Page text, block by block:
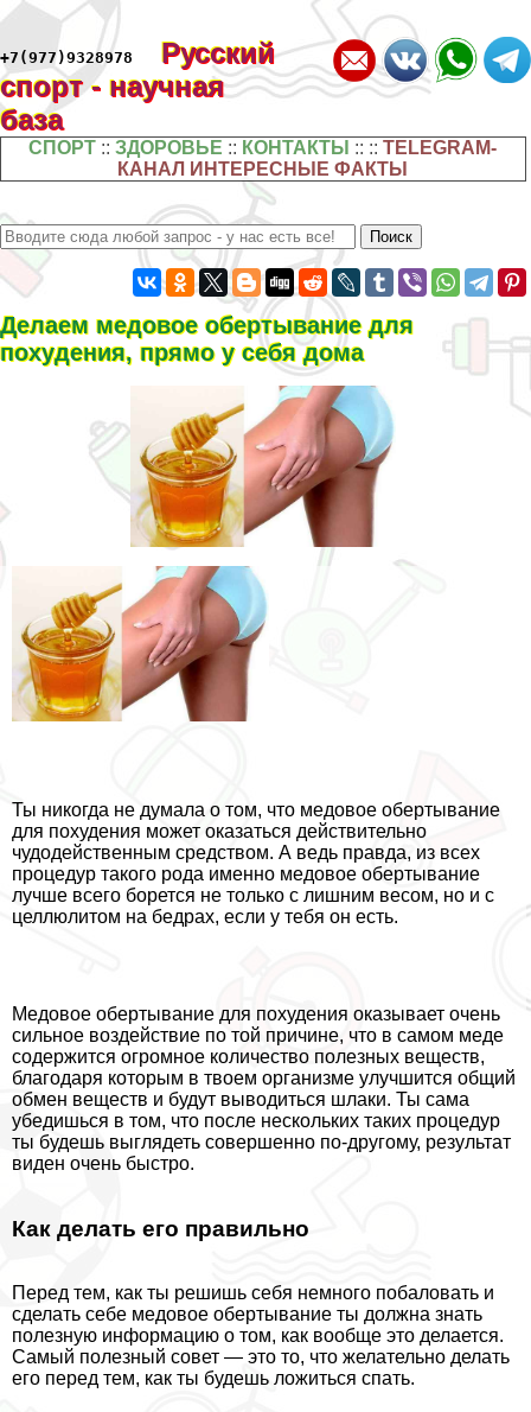
+7(977)9328978
Русский
спорт - научная
база
СПОРТ ::ЗДОРОВЬЕ :: КОНТАКТЫ :: ::TELEGRAM-
КАНАЛ ИНТЕРЕСНЫЕ ФАКТЫ
Делаем медовое обертывание для
похудения, прямо у себя дома
Ты никогда не думала о том, что медовое обертывание
для похудения может оказаться действительно
чудодейственным средством. А ведь правда, из всех
процедур такого рода именно медовое обертывание
лучше всего борется не только с лишним весом, но и с
целлюлитом на бедрах, если у тебя он есть.
Медовое обертывание для похудения оказывает очень
сильное воздействие по той причине, что в самом меде
содержится огромное количество полезных веществ,
благодаря которым в твоем организме улучшится общий
обмен веществ и будут выводиться шлаки. Ты сама
убедишься в том, что после нескольких таких процедур
ты будешь выглядеть совершенно по-другому, результат
виден очень быстро.
Как делать его правильно
Перед тем, как ты решишь себя немного побаловать и
сделать себе медовое обертывание ты должна знать
полезную информацию о том, как вообще это делается.
Самый полезный совет — это то, что желательно делать
его перед тем, как ты будешь ложиться спать.